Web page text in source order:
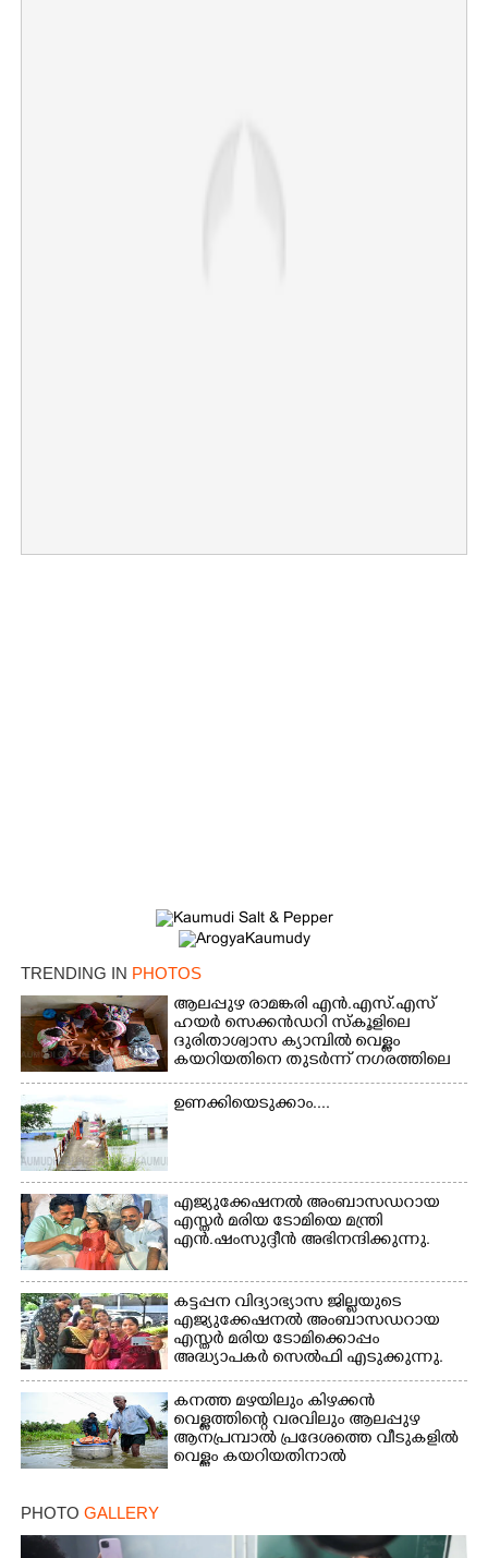
TRENDING IN PHOTOS
ആലപ്പുഴ രാമങ്കരി എൻ.എസ്.എസ്
ഹയർ സെക്കൻഡറി സ്കൂളിലെ
ദുരിതാശ്വാസ ക്യാമ്പിൽ വെള്ളം
കയറിയതിനെ തുടർന്ന് നഗരത്തിലെ
തിരുവമ്പാടി ഹയർ സെക്കൻഡറി
സ്കൂളിലെ ക്യാമ്പിലെത്തിയ കുട്ടികൾ
കളികളിലേർപ്പെട്ടപ്പോൾ
ഉണക്കിയെടുക്കാം....
എജ്യുക്കേഷനൽ അംബാസഡറായ
എസ്തർ മരിയ ടോമിയെ മന്ത്രി
എൻ.ഷംസുദ്ദീൻ അഭിനന്ദിക്കുന്നു.
കട്ടപ്പന വിദ്യാഭ്യാസ ജില്ലയുടെ
എജ്യുക്കേഷനൽ അംബാസഡറായ
എസ്തർ മരിയ ടോമിക്കൊപ്പം
അദ്ധ്യാപകർ സെൽഫി എടുക്കുന്നു.
കനത്ത മഴയിലും കിഴക്കൻ
വെള്ളത്തിന്റെ വരവിലും ആലപ്പുഴ
ആനപ്രമ്പാൽ പ്രദേശത്തെ വീടുകളിൽ
വെള്ളം കയറിയതിനാൽ
PHOTO GALLERY